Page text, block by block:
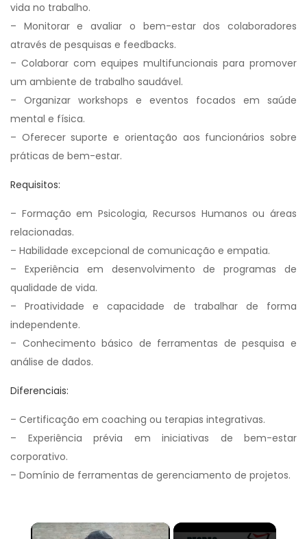
vida no trabalho.
– Monitorar e avaliar o bem-estar dos colaboradores
através de pesquisas e feedbacks.
– Colaborar com equipes multifuncionais para promover
um ambiente de trabalho saudável.
– Organizar workshops e eventos focados em saúde
mental e física.
– Oferecer suporte e orientação aos funcionários sobre
práticas de bem-estar.
Requisitos:
– Formação em Psicologia, Recursos Humanos ou áreas
relacionadas.
– Habilidade excepcional de comunicação e empatia.
– Experiência em desenvolvimento de programas de
qualidade de vida.
– Proatividade e capacidade de trabalhar de forma
independente.
– Conhecimento básico de ferramentas de pesquisa e
análise de dados.
Diferenciais:
– Certificação em coaching ou terapias integrativas.
– Experiência prévia em iniciativas de bem-estar
corporativo.
– Domínio de ferramentas de gerenciamento de projetos.
×